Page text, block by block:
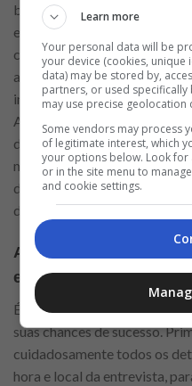
básico de marketing e
equipamentos de impressão
cartazista é responsável por
atraentes nas lojas,
informações relevantes aos
Além de ser criativo e ter
deve trabalhar de forma
marketing e merchandising
da marca e maximizar o
do Atacadão.
Após receber a
entrevista, o quê fazer?
É essencial iniciar uma
suas chances de sucesso.
cuidadosamente todos os
hora e local da entrevista,
Learn more
Your personal data will be
your device (cookies,
data) may be stored by,
partners, or used
may use precise geolocation
Some vendors may process
of legitimate interest, which
your options below. Look
or in the site menu to
and cookie settings.